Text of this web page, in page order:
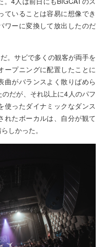
ていることは容易に想像でき
ワーに変換して放出したのだ
。サビで多くの観客が両手を
ープニングに配置したことに
曲がバランスよく散りばめら
だが、それ以上に4人のパフ
使ったダイナミックなダンス
れたボーカルは、自分が観て
しかった。